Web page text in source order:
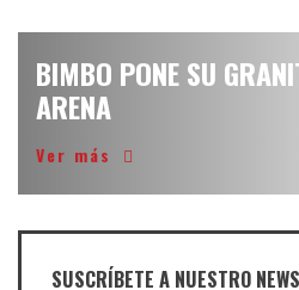
BIMBO PONE SU
ARENA
Ver más
SUSCRÍBETE A NUESTRO